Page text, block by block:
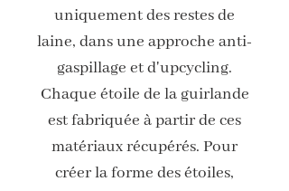
uniquement des restes de
laine, dans une approche anti-
gaspillage et d'upcycling.
Chaque étoile de la guirlande
est fabriquée à partir de ces
matériaux récupérés. Pour
créer la forme des étoiles,